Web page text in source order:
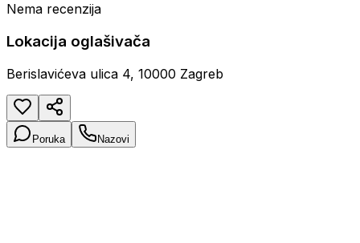
Nema recenzija
Lokacija oglašivača
Berislavićeva ulica 4, 10000 Zagreb
Poruka Nazovi